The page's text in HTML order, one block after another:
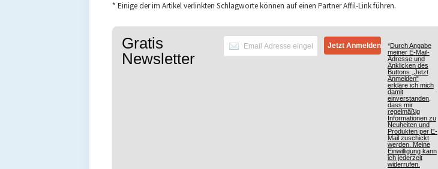
* Einige der im Artikel verlinkten Schlagworte können auf einen Partner Affil-Link führen.
Gratis
Newsletter
*Durch Angabe
meiner E-Mail-
Adresse und
Anklicken des
Buttons „Jetzt
Anmelden“
erkläre ich mich
damit
einverstanden,
dass mir
regelmäßig
Informationen zu
Neuheiten und
Produkten per E-
Mail zuschickt
werden. Meine
Einwilligung kann
ich jederzeit
widerrufen.